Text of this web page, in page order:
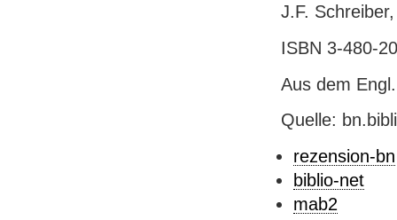
J.F.
ISBN 3-480-
Aus dem
Quelle:
rezension-bn
biblio-net
mab2